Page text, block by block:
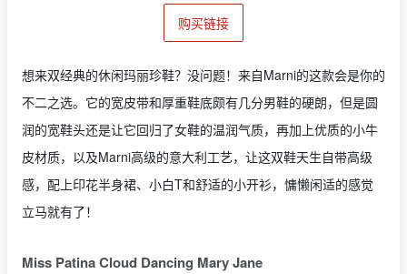
购买链接
想来双经典的休闲玛丽珍鞋？没问题！来自Marni的这款会是你的
不二之选。它的宽皮带和厚重鞋底颇有几分男鞋的硬朗，但是圆
润的宽鞋头还是让它回归了女鞋的温润气质，再加上优质的小牛
皮材质，以及Marni高级的意大利工艺，让这双鞋天生自带高级
感，配上印花半身裙、小白T和舒适的小开衫，慵懒闲适的感觉
立马就有了！
Miss Patina Cloud Dancing Mary Jane